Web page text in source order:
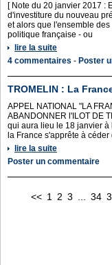
[ Note du 20 janvier 2017 :
d'investiture du nouveau
et alors que l'ensemble
politique française - ou
lire la suite
4 commentaires - Poster
TROMELIN : La
APPEL NATIONAL "LA
ABANDONNER l'ILOT DE
qui aura lieu le 18 janvier
la France s'apprête à céder
lire la suite
Poster un commentaire
<< 1 2 3 34